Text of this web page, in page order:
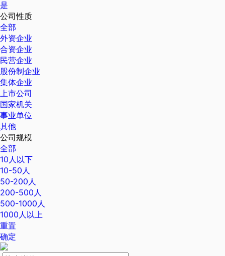
是
公司性质
全部
外资企业
合资企业
民营企业
股份制企业
集体企业
上市公司
国家机关
事业单位
其他
公司规模
全部
10人以下
10-50人
50-200人
200-500人
500-1000人
1000人以上
重置
确定